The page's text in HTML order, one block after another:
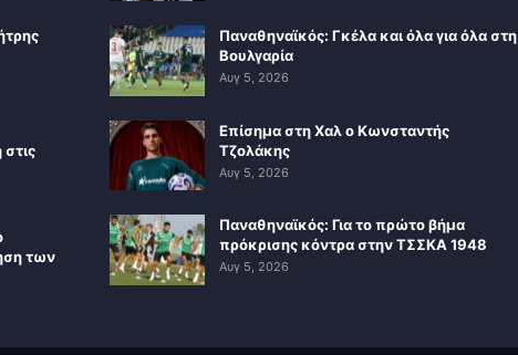
των
Παναθηναϊκός: Γκέλα και όλα για όλα στη
Βουλγαρία
Αυγ 5, 2026
Επίσημα στη Χαλ ο Κωνσταντής
Τζολάκης
Αυγ 5, 2026
Παναθηναϊκός: Για το πρώτο βήμα
πρόκρισης κόντρα στην ΤΣΣΚΑ 1948
Αυγ 5, 2026